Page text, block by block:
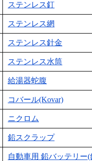
ステンレス釘
ステンレス網
ステンレス針金
ステンレス水筒
給湯器蛇腹
コバール(Kovar)
ニクロム
鉛スクラップ
自動車用 鉛バッテリー